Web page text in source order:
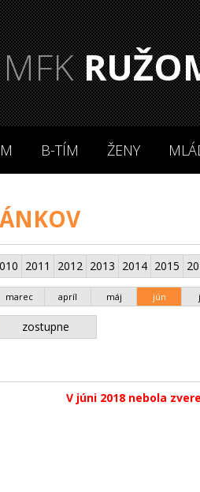
MFK
B-TÍM ŽENY
2011 2012 2013 2014 2015
marec apríl máj jún
zostupne
V júni 2018 nebola